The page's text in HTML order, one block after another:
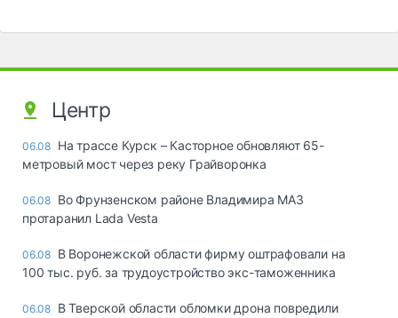
Центр
06.08 На трассе Курск – Касторное обновляют 65-
метровый мост через реку Грайворонка
06.08 Во Фрунзенском районе Владимира МАЗ
протаранил Lada Vesta
06.08 В Воронежской области фирму оштрафовали на
100 тыс. руб. за трудоустройство экс-таможенника
06.08 В Тверской области обломки дрона повредили